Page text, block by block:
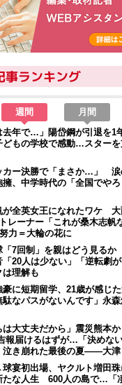
週間
月間
去年で…」陽岱鋼が引退を1
もの学校で感動…スターを
カー決勝で「まさか…」 涙
擁、中学時代の「全国でや
が全英女王になれたワケ 大
レーナー「これが桑木志帆
力＝大輪の花に
「7回制」を親はどう見る
「20人は少ない」「逆転劇
は理解も
豪に短期留学、21歳が感じ
なパスがないんです」永
は大丈夫だから」震災熊本
届けるはずが…「決めな
泣き崩れた最後の夏――大津
宴初出場、ヤクルト増田珠
たな人生 600人の島で…「